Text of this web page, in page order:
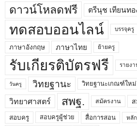
ดาวน์โหลดฟรี ตรีนุช เทียนทอ
ทดสอบออนไลน์ บรรจุครู
ภาษาอังกฤษ ภาษาไทย ย้ายครู
รับเกียรติบัตรฟรี รายงา
วันครู วิทยฐานะ วิทยฐานะเกณฑ์ใหม่
วิทยาศาสตร์ สพฐ. สมัครงาน
สอบครู สอบครูผู้ช่วย สื่อการสอน หลั